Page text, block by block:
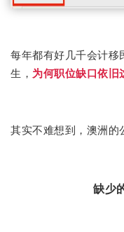
每年都有好几千会计移
生， 为何职位缺口依旧
其实不难想到， 澳洲的
缺少